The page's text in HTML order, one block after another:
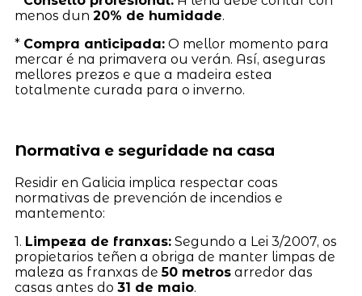
menos dun 20% de humidade.
* Compra anticipada:O mellor momento para
mercar é na primavera ou verán. Así, aseguras
mellores prezos e que a madeira estea
totalmente curada para o inverno.
Normativa e seguridade na casa
Residir en Galicia implica respectar coas
normativas de prevención de incendios e
mantemento:
1. Limpeza de franxas:Segundo a Lei 3/2007, os
propietarios teñen a obriga de manter limpas de
maleza as franxas de50 metrosarredor das
casas antes do 31 de maio.